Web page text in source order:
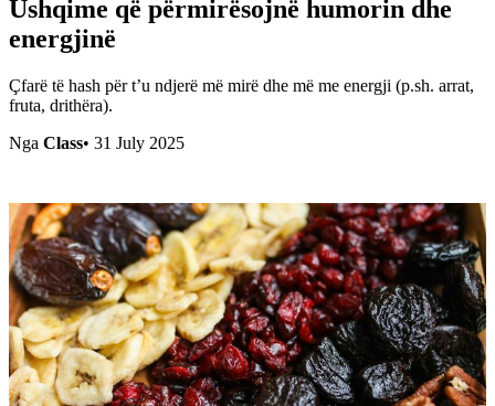
Ushqime që përmirësojnë humorin dhe
energjinë
Çfarë të hash për t’u ndjerë më mirë dhe më me energji (p.sh. arrat,
fruta, drithëra).
Nga Class• 31 July 2025